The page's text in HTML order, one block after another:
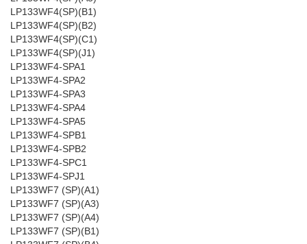
LP133WF4(SP)(B1)
LP133WF4(SP)(B2)
LP133WF4(SP)(C1)
LP133WF4(SP)(J1)
LP133WF4-SPA1
LP133WF4-SPA2
LP133WF4-SPA3
LP133WF4-SPA4
LP133WF4-SPA5
LP133WF4-SPB1
LP133WF4-SPB2
LP133WF4-SPC1
LP133WF4-SPJ1
LP133WF7 (SP)(A1)
LP133WF7 (SP)(A3)
LP133WF7 (SP)(A4)
LP133WF7 (SP)(B1)